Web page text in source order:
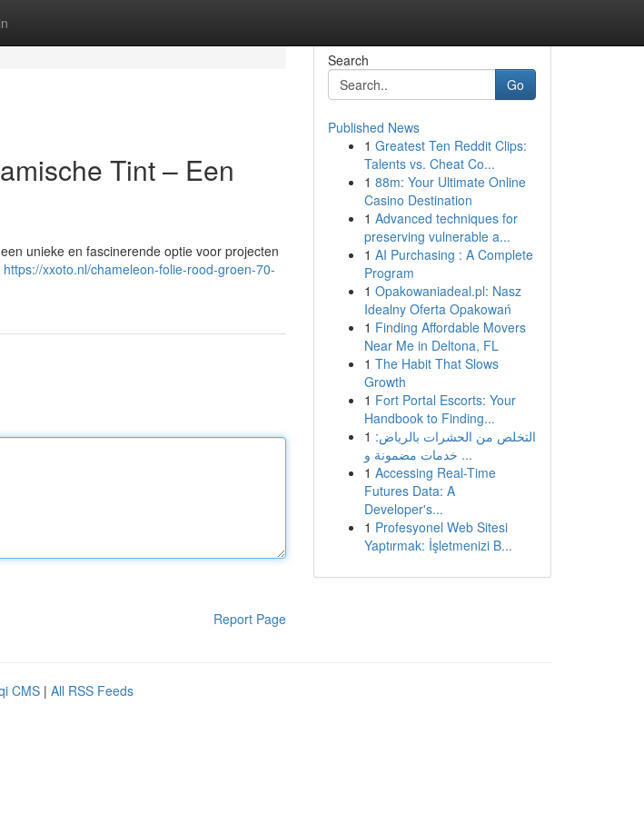
Tint – Een
unieke en fascinerende optie voor projecten
https://xxoto.nl/chameleon-folie-rood-groen-70-
Report Page
Search
Go
Published News
1 Greatest Ten Reddit Clips:
Talents vs. Cheat Co...
1 88m: Your Ultimate Online
Casino Destination
1 Advanced techniques for
preserving vulnerable a...
1 AI Purchasing : A Complete
Program
1 Opakowaniadeal.pl: Nasz
Idealny Oferta Opakowań
1 Finding Affordable Movers
Near Me in Deltona, FL
1 The Habit That Slows
Growth
1 Fort Portal Escorts: Your
Handbook to Finding...
1 التخلص من الحشرات بالرياض:
خدمات مضمونة و ...
1 Accessing Real-Time
Futures Data: A
Developer's...
1 Profesyonel Web Sitesi
Yaptırmak: İşletmenizi B...
CMS | All RSS Feeds